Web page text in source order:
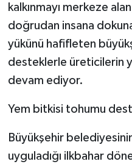
kalkınmayı merkeze
doğrudan insana
yükünü hafifleten
desteklerle üreticilerin
devam ediyor.
Yem bitkisi tohumu
Büyükşehir
uyguladığı ilkbahar